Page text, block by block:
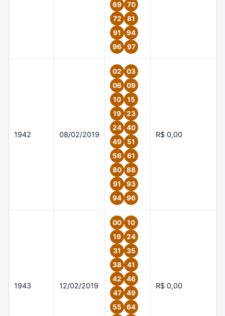
69
70
72
81
91
94
96
97
1942 08/02/2019
02
03
06
09
10
15
19
23
24
40
49
51
56
61
80
88
91
93
94
96
R$ 0,00
1943 12/02/2019
00
10
19
24
31
35
38
41
42
46
47
49
55
64
R$ 0,00